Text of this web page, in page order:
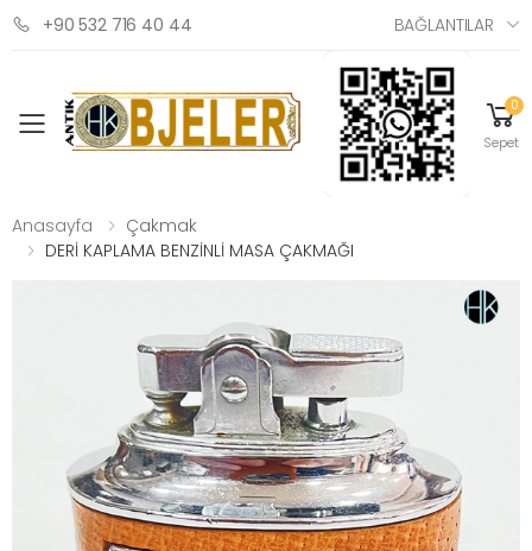
+90 532 716 40 44 BAĞLANTILAR
Mobil menü
0
Sepet
Anasayfa
Çakmak
DERİ KAPLAMA BENZİNLİ MASA ÇAKMAĞI